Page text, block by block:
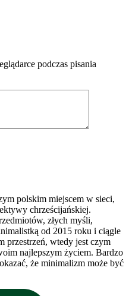
podczas pisania
polskim miejscem w sieci,
chrześcijańskiej.
złych myśli,
od 2015 roku i ciągle
przestrzeń, wtedy jest czym
najlepszym życiem. Bardzo
że minimalizm może być